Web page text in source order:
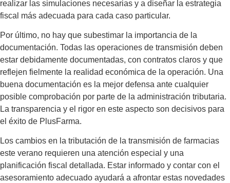
realizar las simulaciones necesarias y a diseñar la estrategia
fiscal más adecuada para cada caso particular.
Por último, no hay que subestimar la importancia de la
documentación. Todas las operaciones de transmisión deben
estar debidamente documentadas, con contratos claros y que
reflejen fielmente la realidad económica de la operación. Una
buena documentación es la mejor defensa ante cualquier
posible comprobación por parte de la administración tributaria.
La transparencia y el rigor en este aspecto son decisivos para
el éxito de PlusFarma.
Los cambios en la tributación de la transmisión de farmacias
este verano requieren una atención especial y una
planificación fiscal detallada. Estar informado y contar con el
asesoramiento adecuado ayudará a afrontar estas novedades